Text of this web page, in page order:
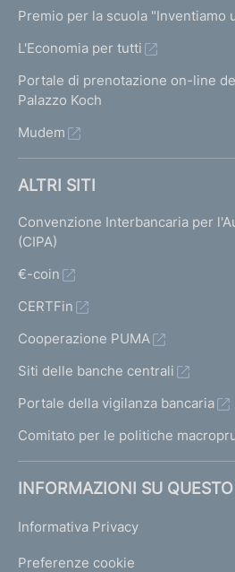
Premio per la scuola "Inventiamo
L'Economia per tutti
Portale di prenotazione on-line
Palazzo Koch
Mudem
ALTRI SITI
Convenzione Interbancaria per
(CIPA)
€-coin
CERTFin
Cooperazione PUMA
Siti delle banche centrali
Portale della vigilanza bancaria
Comitato per le politiche
INFORMAZIONI SU
Informativa Privacy
Preferenze cookie